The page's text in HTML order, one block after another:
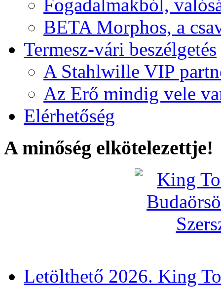
Fogadalmakból,
BETA Morphos, a
Termesz-vári beszélgetés
A Stahlwille VIP
Az Erő mindig vele
Elérhetőség
A minőség elkötelezettje!
Letölthető 2026. King